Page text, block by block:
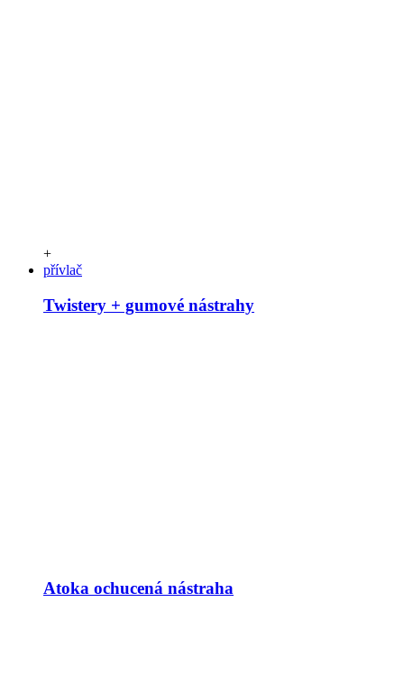
+
přívlač
Twistery + gumové nástrahy
Atoka ochucená nástraha